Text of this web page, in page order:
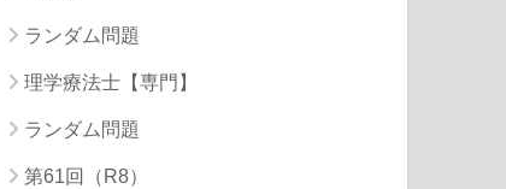
ランダム問題
理学療法士【専門】
ランダム問題
第61回（R8）